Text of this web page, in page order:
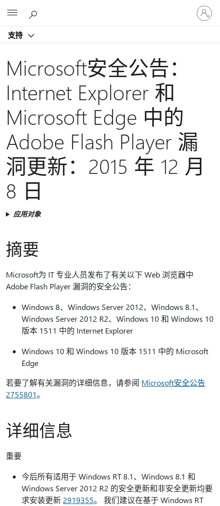
支持
请
登
录
Microsoft安全公告：
Internet Explorer 和
Microsoft Edge 中的
Adobe Flash Player 漏
洞更新：2015 年 12 月
8 日
应用对象
摘要
Microsoft为 IT 专业人员发布了有关以下 Web 浏览器中
Adobe Flash Player 漏洞的安全公告：
Windows 8、Windows Server 2012、Windows 8.1、
Windows Server 2012 R2、Windows 10 和 Windows 10
版本 1511 中的 Internet Explorer
Windows 10 和 Windows 10 版本 1511 中的 Microsoft
Edge
若要了解有关漏洞的详细信息，请参阅 Microsoft安全公告
2755801。
详细信息
重要
今后所有适用于 Windows RT 8.1、Windows 8.1 和
Windows Server 2012 R2 的安全更新和非安全更新均要
求安装更新 2919355。 我们建议在基于 Windows RT